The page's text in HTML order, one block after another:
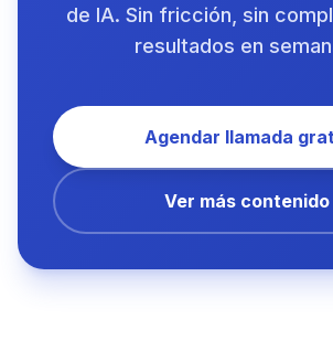
de IA. Sin fricción, sin
resultados en
Agendar llamada
Ver más contenido